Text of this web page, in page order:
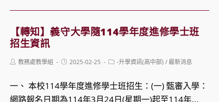
原
住
言
能
歷
史
學
中
心
參
【轉知】義守大學隨114學年度進修學士班
招生資訊
Post教務處教學組
Post2025-02-25
Post-升學資訊(高中部) /最新消息
一、 本校114學年度進修學士班招生：(一) 甄審入學：
網路報名日期為114年3月24日(星期一)起至114年...